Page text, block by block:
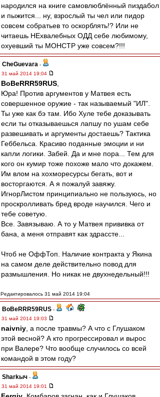
народился на книге самовлюблённый пиздабол
и пыжится... ну, взрослый ты чел или пидор
совсем собратьев то оскорблять!? Или не
читаешь НЕхвалебных ОДД себе любимому,
охуевший ты МОНСТР уже совсем?!!!
CheGuevara -
31 май 2014 19:04
BoBeRRR59RUS
Юра! Против аргументов у Матвея есть
совершенное оружие - так называемый "ИЛ".
Ты уже как бэ там. Ибо Хуле тебе доказывать
если ты отказываешься лапшу по ушам себе
развешивать и аргументы достаешь? Тактика
Геббельса. Красиво поданные эмоции и ни
капли логики. Забей. Да и мне пора... Тем для
кого он кумир тоже похоже мало что докажем.
Им влом на хохморесурсы бегать, вот и
восторгаются. А я пожалуй завяжу.
ИгнорЛистом принципиально не пользуюсь, но
проскролливать бред вроде научился. Чего и
тебе советую.
Все. Завязываю. А то у Матвея прививка от
бана, а меня отправят как здрассте...
Чтоб не ОффТоп. Наличие контракта у Якина
на самом деле действительно повод для
размышления. Но никак не двухнедельный!!!
Редактировалось 31 май 2014 19:04
BoBeRRR59RUS -
31 май 2014 19:03
naivniy , а после травмы? А что с Глушаком
этой весной? А кто прогрессировал и вырос
при Валере? Что вообще случилось со всей
командой в этом году?
Sharkыч -
31 май 2014 19:01